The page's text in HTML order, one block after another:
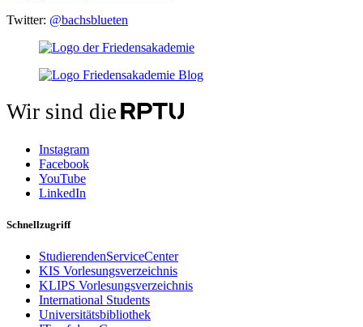
Twitter: @bachsblueten
Wir sind die
Instagram
Facebook
YouTube
LinkedIn
Schnellzugriff
StudierendenServiceCenter
KIS Vorlesungsverzeichnis
KLIPS Vorlesungsverzeichnis
International Students
Universitätsbibliothek